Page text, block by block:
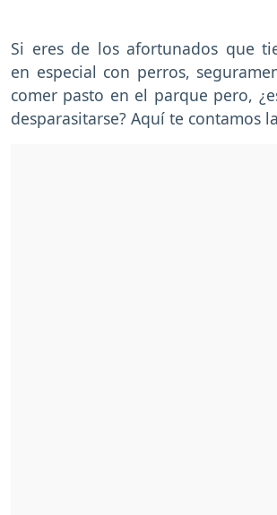
Si eres de los afortunados que
en especial con perros,
comer pasto en el parque pero,
desparasitarse? Aquí te contamos